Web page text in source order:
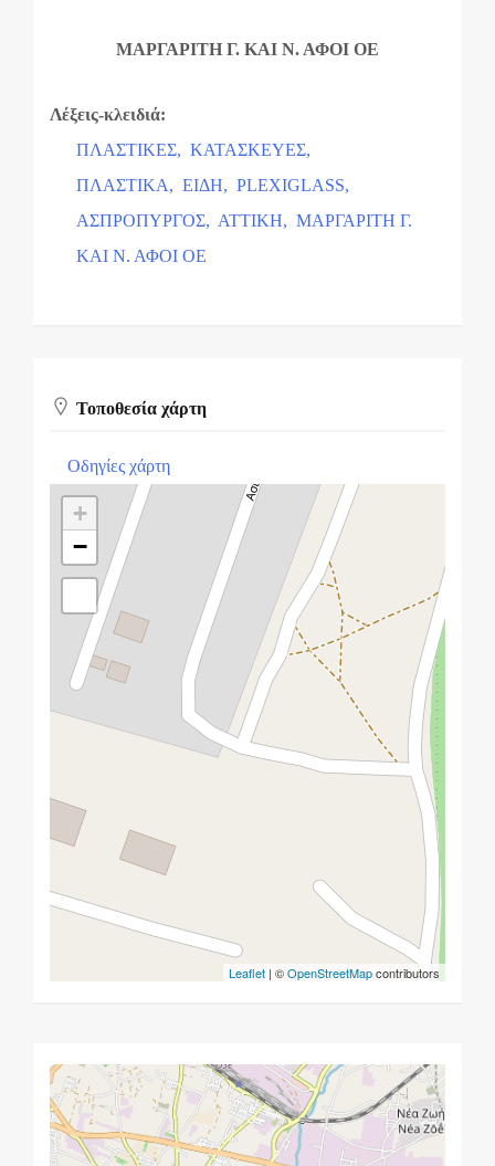
ΜΑΡΓΑΡΙΤΗ Γ. ΚΑΙ Ν. ΑΦΟΙ ΟΕ
Λέξεις-κλειδιά:
ΠΛΑΣΤΙΚΕΣ, ΚΑΤΑΣΚΕΥΕΣ,
ΠΛΑΣΤΙΚΑ, ΕΙΔΗ, PLEXIGLASS,
ΑΣΠΡΟΠΥΡΓΟΣ, ΑΤΤΙΚΗ, ΜΑΡΓΑΡΙΤΗ Γ.
ΚΑΙ Ν. ΑΦΟΙ ΟΕ
Τοποθεσία χάρτη
Οδηγίες χάρτη
+
−
Leaflet | ©OpenStreetMapcontributors